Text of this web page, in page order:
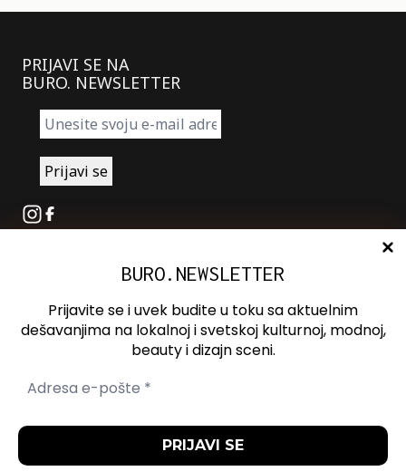
PRIJAVI SE NA
BURO. NEWSLETTER
Instagram
Facebook
Oglašavanje
Kontakt
Spotify
BURO.NEWSLETTER
Prijavite se i uvek budite u toku sa aktuelnim
dešavanjima na lokalnoj i svetskoj kulturnoj, modnoj,
beauty i dizajn sceni.